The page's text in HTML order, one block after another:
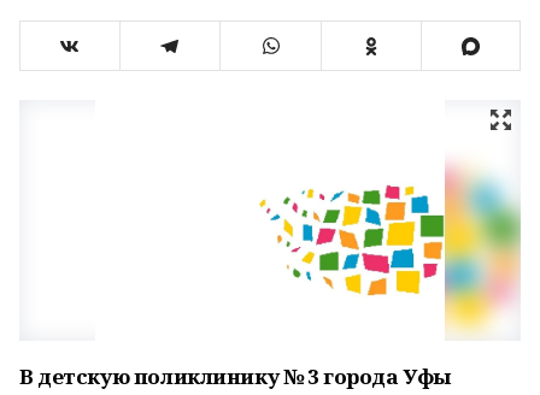
В детскую поликлинику № 3 города Уфы